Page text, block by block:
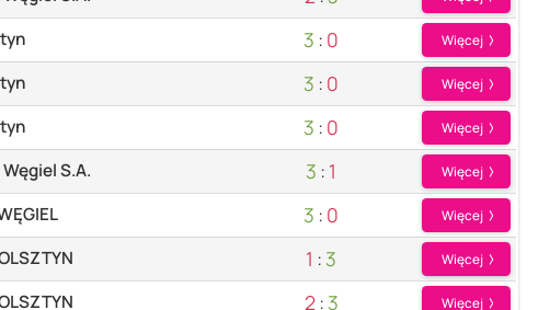
3 : 0 Więcej
3 : 0 Więcej
3 : 0 Więcej
S.A. 3 : 1 Więcej
3 : 0 Więcej
1 : 3 Więcej
2 : 3 Więcej